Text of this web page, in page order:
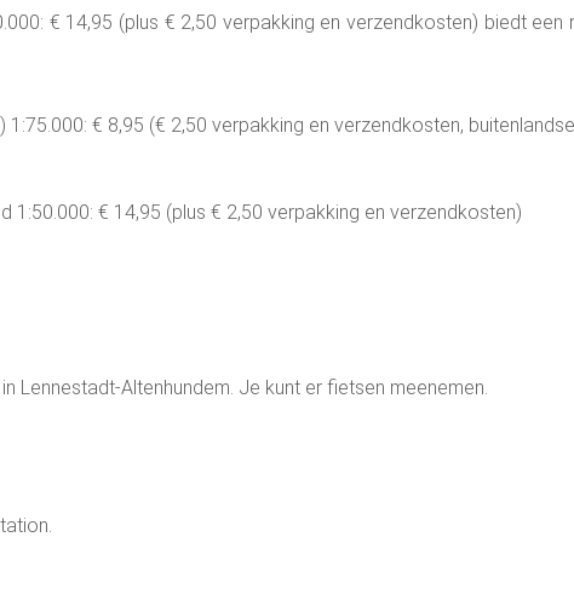
€ 14,95 (plus € 2,50 verpakking en verzendkosten) biedt
€ 8,95 (€ 2,50 verpakking en verzendkosten,
€ 14,95 (plus € 2,50 verpakking en verzendkosten)
Lennestadt-Altenhundem. Je kunt er fietsen meenemen.